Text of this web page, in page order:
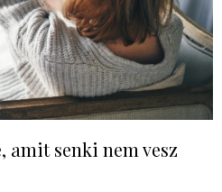
amit senki nem vesz